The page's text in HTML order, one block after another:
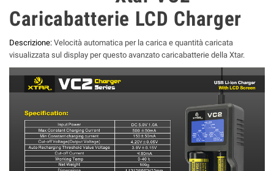
Caricabatterie LCD Charger
Descrizione: Velocità automatica per la carica e quantità caricata
visualizzata sul display per questo avanzato caricabatterie della Xtar.